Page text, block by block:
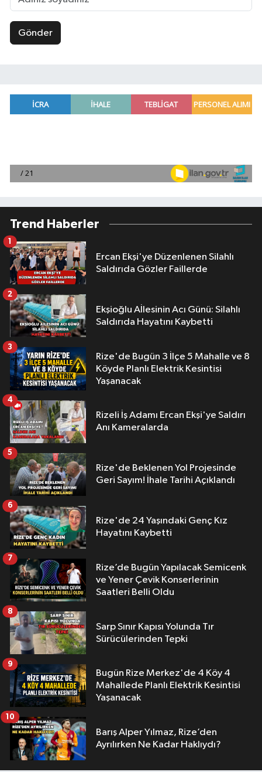
Gönder
Trend Haberler
Ercan Ekşi'ye Düzenlenen Silahlı
Saldırıda Gözler Faillerde
1
Ekşioğlu Aİlesinin Acı Günü: Silahlı
Saldırıda Hayatını Kaybetti
2
Rize'de Bugün 3 İlçe 5 Mahalle ve 8
Köyde Planlı Elektrik Kesintisi
Yaşanacak
3
Rizeli İş Adamı Ercan Ekşi'ye Saldırı
Anı Kameralarda
4
Rize'de Beklenen Yol Projesinde
Geri Sayım! İhale Tarihi Açıklandı
5
Rize'de 24 Yaşındaki Genç Kız
Hayatını Kaybetti
6
Rize’de Bugün Yapılacak Semicenk
ve Yener Çevik Konserlerinin
Saatleri Belli Oldu
7
Sarp Sınır Kapısı Yolunda Tır
Sürücülerinden Tepki
8
Bugün Rize Merkez'de 4 Köy 4
Mahallede Planlı Elektrik Kesintisi
Yaşanacak
9
Barış Alper Yılmaz, Rize’den
Ayrılırken Ne Kadar Haklıydı?
10